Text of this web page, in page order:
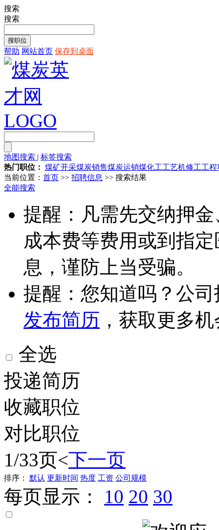
搜索
搜索
帮助 网站首页 保存到桌面
地图搜索 | 标签搜索
热门职位： 煤矿开采煤炭销售煤炭运销煤化工工艺机修工工程
当前位置： 首页 >> 招聘信息 >> 搜索结果
全能搜索
提醒：凡需先交纳押
成本费等费用或到指
息，谨防上当受骗。
提醒：您知道吗？公
发布简历 ，获取更多
全选
投递简历
收藏职位
对比职位
1/33页<下一页
排序： 默认 更新时间 热度 工资 公司规模
每页显示： 10 20 30